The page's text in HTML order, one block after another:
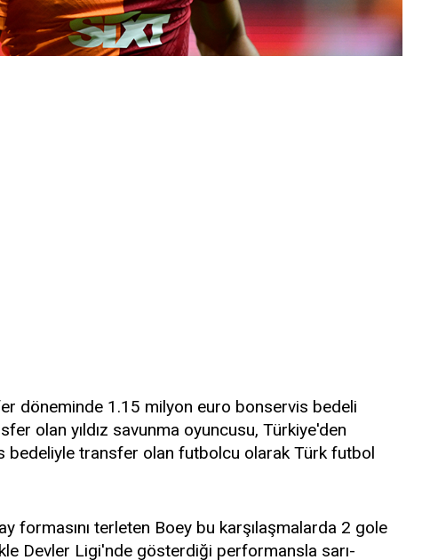
döneminde 1.15 milyon euro bonservis bedeli
olan yıldız savunma oyuncusu, Türkiye'den
bedeliyle transfer olan futbolcu olarak Türk futbol
formasını terleten Boey bu karşılaşmalarda 2 gole
Devler Ligi'nde gösterdiği performansla sarı-